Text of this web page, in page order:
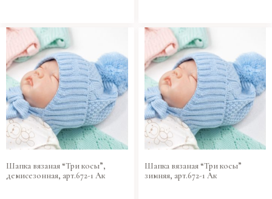
Шапка вязаная “Три косы”,
демисезонная, арт.672-1 Ак
Шапка вязаная “Три косы”
зимняя, арт.672-1 Ак